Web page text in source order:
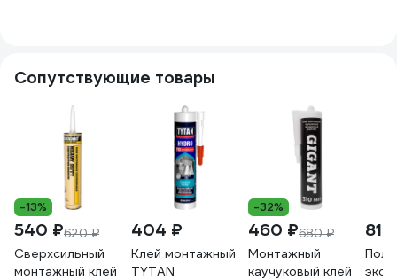
Сопутствующие товары
-13%
540 ₽620 ₽
Сверхсильный
монтажный клей
404 ₽
Клей монтажный
TYTAN
-32%
460 ₽680 ₽
Монтажный
каучуковый клей